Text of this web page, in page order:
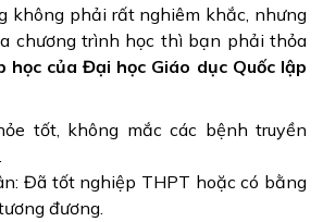
không phải rất nghiêm khắc, nhưng
chương trình học thì bạn phải thỏa
học của Đại học Giáo dục Quốc lập
tốt, không mắc các bệnh truyền
Đã tốt nghiệp THPT hoặc có bằng
đương.